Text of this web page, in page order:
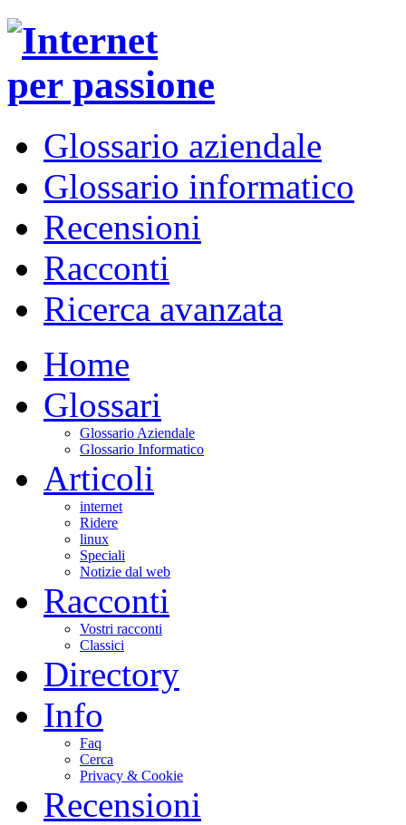
Glossario aziendale
Glossario informatico
Recensioni
Racconti
Ricerca avanzata
Home
Glossari
Glossario Aziendale
Glossario Informatico
Articoli
internet
Ridere
linux
Speciali
Notizie dal web
Racconti
Vostri racconti
Classici
Directory
Info
Faq
Cerca
Privacy & Cookie
Recensioni